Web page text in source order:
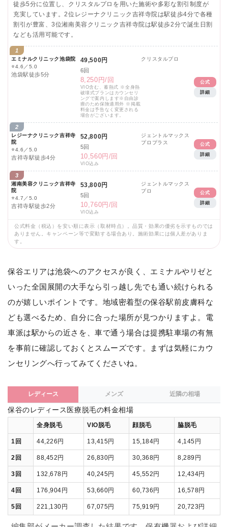
徒歩5分に位置し、クリスタルプロを用いた施術や多彩な割引制度が
充実しています。2位レジーナクリニック吉祥寺院は駅徒歩4分で各種
割引が豊富、3位湘南美容クリニック吉祥寺院は駅徒歩2分で誕生日割
なども活用可能です。
1
エミナルクリニック池袋院
⭐4.6／5.0
池袋駅徒歩5分
49,500円
6回
8,250円/回
VIO含む、蓄熱式 ※全身熱
破壊式プランはカウンセリ
ングで案内します※自由診
療のため保険適用外 ※掲載
料金は予告なく変更される
場合がございます。
クリスタルプロ
公式
詳細
2
レジーナクリニック吉祥寺
院
⭐4.6／5.0
吉祥寺駅徒歩4分
52,800円
5回
10,560円/回
VIO込み
ジェントルマックス
プロプラス
公式
詳細
3
湘南美容クリニック吉祥寺
院
⭐4.7／5.0
吉祥寺駅徒歩2分
53,800円
5回
10,760円/回
VIO込み
ジェントルマックス
プロ
公式
詳細
公式料金（税込）を安い順に表示（取材時点）。品質・効果の優劣を示すものでは
ありません。キャンペーン等で変動する場合あり。施術効果には個人差がありま
す。
保谷エリアは池袋へのアクセスが良く、エミナルやリゼと
いった全国展開の大手なら引っ越し先でも通い続けられる
のが嬉しいポイントです。地域密着型の保谷駅前皮膚科な
ども選べるため、自分に合った場所が見つかりますよ。電
車派は駅からの近さを、車で通う場合は提携駐車場の有無
を事前に確認しておくとスムーズです。まずは気軽にカウ
ンセリングへ行ってみてくださいね。
レディース メンズ 近隣の相場
保谷のレディース医療脱毛の料金相場
全身脱毛 VIO脱毛 顔脱毛 脇脱毛
1回 44,226円 13,415円 15,184円 4,145円
2回 88,452円 26,830円 30,368円 8,289円
3回 132,678円 40,245円 45,552円 12,434円
4回 176,904円 53,660円 60,736円 16,578円
5回 221,130円 67,075円 75,919円 20,723円